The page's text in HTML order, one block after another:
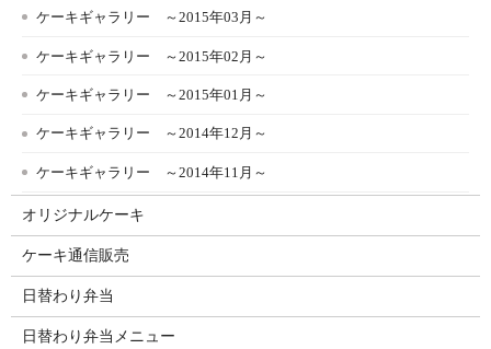
ケーキギャラリー ～2015年03月～
ケーキギャラリー ～2015年02月～
ケーキギャラリー ～2015年01月～
ケーキギャラリー ～2014年12月～
ケーキギャラリー ～2014年11月～
オリジナルケーキ
ケーキ通信販売
日替わり弁当
日替わり弁当メニュー